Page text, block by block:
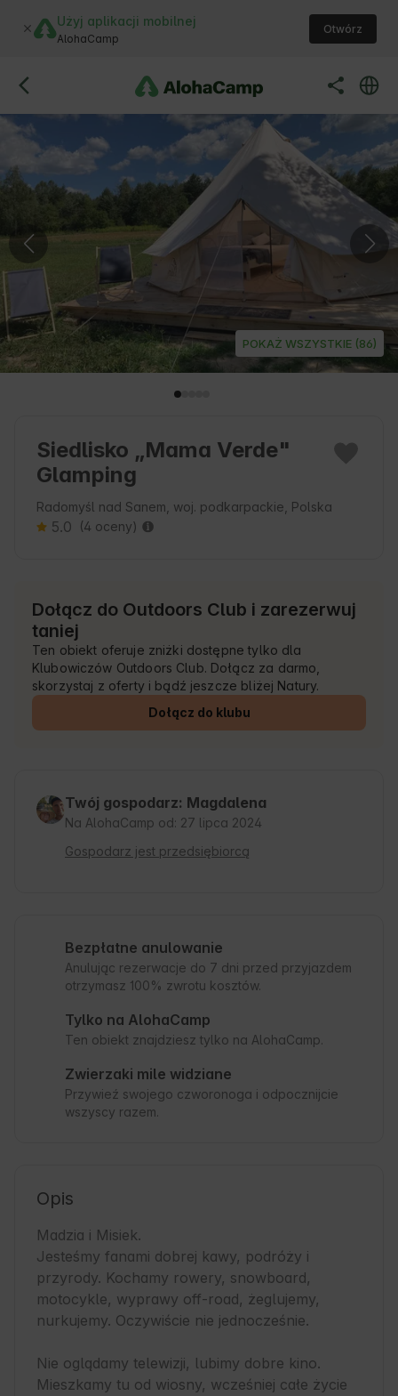
Użyj aplikacji mobilnej
AlohaCamp
Otwórz
POKAŻ WSZYSTKIE (86)
Siedlisko „Mama Verde"
Glamping
Radomyśl nad Sanem, woj. podkarpackie, Polska
5.0 (4 oceny)
Dołącz do Outdoors Club i zarezerwuj
taniej
Ten obiekt oferuje zniżki dostępne tylko dla
Klubowiczów Outdoors Club. Dołącz za darmo,
skorzystaj z oferty i bądź jeszcze bliżej Natury.
Dołącz do klubu
Twój gospodarz: Magdalena
Na AlohaCamp od: 27 lipca 2024
Gospodarz jest przedsiębiorcą
Bezpłatne anulowanie
Anulując rezerwacje do 7 dni przed przyjazdem
otrzymasz 100% zwrotu kosztów.
Tylko na AlohaCamp
Ten obiekt znajdziesz tylko na AlohaCamp.
Zwierzaki mile widziane
Przywieź swojego czworonoga i odpocznijcie
wszyscy razem.
Opis
Madzia i Misiek.
Jesteśmy fanami dobrej kawy, podróży i
przyrody. Kochamy rowery, snowboard,
motocykle, wyprawy off-road, żeglujemy,
nurkujemy. Oczywiście nie jednocześnie.
Nie oglądamy telewizji, lubimy dobre kino.
Mieszkamy tu od wiosny, wcześniej całe życie